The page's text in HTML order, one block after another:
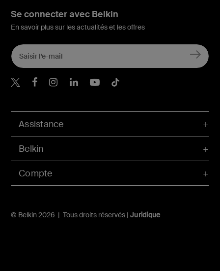
Compte
Assistance
Belkin
© Belkin 2026 | Tous droits réservés | Juridique
Se connecter avec Belkin
En savoir plus sur les actualités et les offres
Belkin Twitter
Belkin Facebook
Belkin Instagram
Belkin LinkedIn
Belkin Youtube
Belkin TikTok